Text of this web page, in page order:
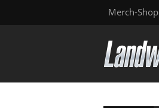
Merch-Shop